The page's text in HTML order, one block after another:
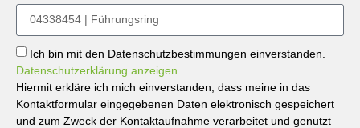
Ich bin mit den Datenschutzbestimmungen einverstanden.
Datenschutzerklärung anzeigen.
Hiermit erkläre ich mich einverstanden, dass meine in das
Kontaktformular eingegebenen Daten elektronisch gespeichert
und zum Zweck der Kontaktaufnahme verarbeitet und genutzt